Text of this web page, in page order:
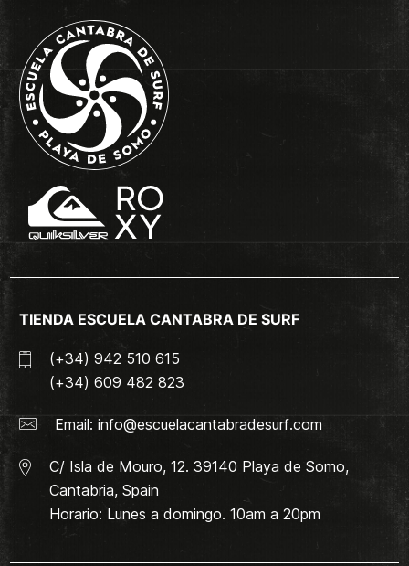
TIENDA ESCUELA CANTABRA DE SURF
(+34) 942 510 615
(+34) 609 482 823
Email: info@escuelacantabradesurf.com
C/ Isla de Mouro, 12. 39140 Playa de Somo,
Cantabria, Spain
Horario: Lunes a domingo. 10am a 20pm